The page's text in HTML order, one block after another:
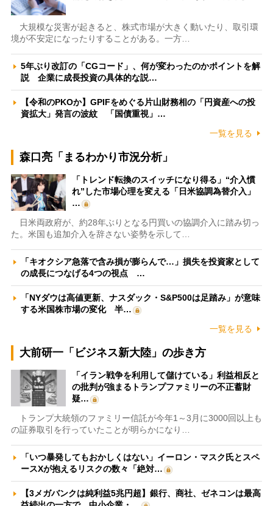
大規模な災害が起きると、株式市場が大きく動いたり、取引環
境が不安定になったりすることがある。一方…
5年ぶり改訂の「CGコード」、何が変わったのかポイントを解
説 企業に成長投資の具体的な説…
【令和のPKOか】GPIFをめぐる片山財務相の「円資産への投
資拡大」発言の波紋 「国債重視」…
一覧を見る
森口亮「まるわかり市況分析」
「トレンド転換のスイッチになり得る」“介入慣
れ”した市場心理を変える「日米協調為替介入」
…
日米両政府が、約28年ぶりとなる円買いの協調介入に踏み切っ
た。米国も追加介入を辞さない姿勢を示して…
「キオクシア急落で含み損が膨らんで…」損失を投資家として
の成長につなげる4つの視点 …
「NYダウは高値更新、ナスダック・S&P500は足踏み」が意味
する米国株市場の変化 半…
一覧を見る
大前研一「ビジネス新大陸」の歩き方
「イラン戦争を利用して儲けている」利益相反と
の批判が強まるトランプファミリーの不正蓄財
疑…
トランプ大統領のファミリー信託が今年1～3月に3000回以上も
の証券取引を行っていたことが明らかになり…
「いつ暴発してもおかしくはない」イーロン・マスク氏とスペ
ースXが抱えるリスクの数々「絶対…
【3メガバンクは純利益5兆円超】銀行、商社、ゼネコンは最高